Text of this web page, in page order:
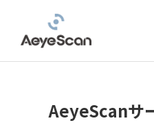
AeyeScanサ